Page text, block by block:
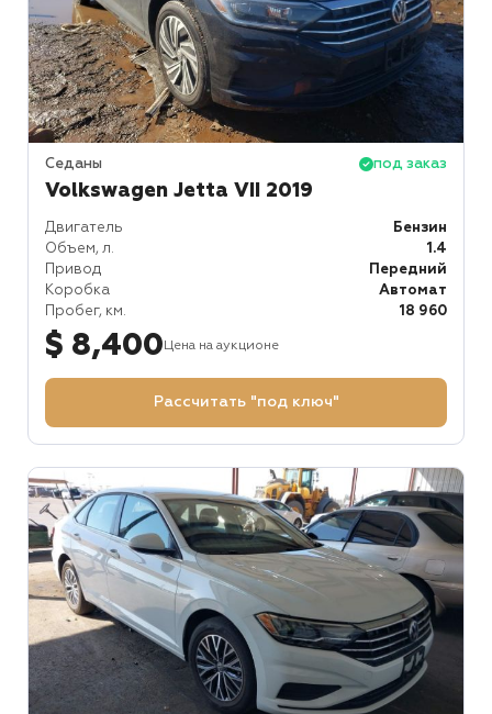
Седаны под заказ
Volkswagen Jetta VII 2019
Двигатель
Бензин
Объем, л.
1.4
Привод
Передний
Коробка
Автомат
Пробег, км.
18 960
$ 8,400Цена на аукционе
Рассчитать "под ключ"